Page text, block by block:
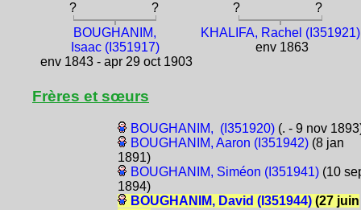
? ? ?
?
BOUGHANIM,
Isaac (I351917)
env 1843 - apr 29 oct 1903
KHALIFA, Rachel (I351921)
env 1863
Frères et sœurs
BOUGHANIM, (I351920)(. - 9 nov
BOUGHANIM, Aaron (I351942)(8 jan
1891)
BOUGHANIM, Siméon (I351941)(10
1894)
BOUGHANIM, David (I351944)(27 juin